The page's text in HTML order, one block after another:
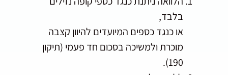
בלבד,
או כנגד כספים המיועדים להיוון קצבה
מוכרת ולמשיכה בסכום חד פעמי (תיקון
190).